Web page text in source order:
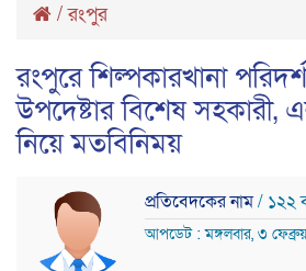
/রংপুর
রংপুরে শিল্পকারখানা
উপদেষ্টার বিশেষ সহকারী,
নিয়ে মতবিনিময়
প্রতিবেদকের নাম/ ১২২
আপডেট : মঙ্গলবার, ৩